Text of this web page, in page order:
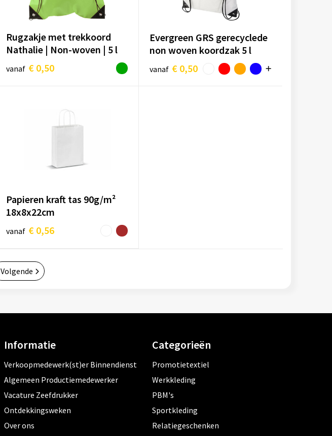
Rugzakje met trekkoord
Nathalie | Non-woven | 5 l
vanaf € 0,50
Evergreen GRS gerecyclede
non woven koordzak 5 l
vanaf € 0,50
Papieren kraft tas 90g/m²
18x8x22cm
vanaf € 0,56
Volgende
Informatie
Verkoopmedewerk(st)er Binnendienst
Algemeen Productiemedewerker
Vacature Zeefdrukker
Ontdekkingsweken
Over ons
Categorieën
Promotietextiel
Werkkleding
PBM's
Sportkleding
Relatiegeschenken